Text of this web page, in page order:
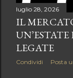
luglio 28, 2026
IL
LEGATE
Condividi Posta